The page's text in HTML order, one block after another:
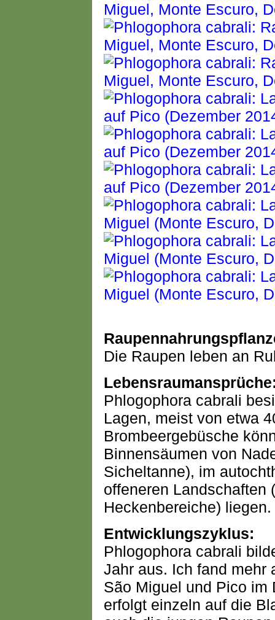
Die Raupen leben an
Phlogophora cabrali
Lagen, meist von etwa
Brombeergebüsche
Binnensäumen von
Sicheltanne), im
offeneren Landschaften
Heckenbereiche) liegen.
Entwicklungszyklus:
Phlogophora cabrali
Jahr aus. Ich fand mehr
São Miguel und Pico im
erfolgt einzeln auf die